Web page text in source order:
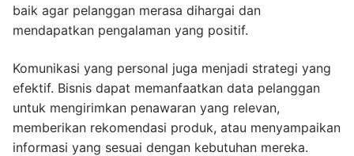
baik agar pelanggan merasa dihargai dan
mendapatkan pengalaman yang positif.
Komunikasi yang personal juga menjadi strategi yang
efektif. Bisnis dapat memanfaatkan data pelanggan
untuk mengirimkan penawaran yang relevan,
memberikan rekomendasi produk, atau menyampaikan
informasi yang sesuai dengan kebutuhan mereka.